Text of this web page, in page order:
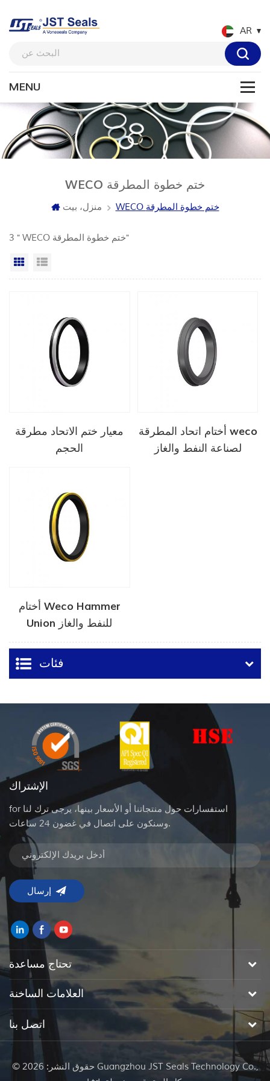
AR
WECO ختم خطوة المطرقة
منزل، بيت WECO ختم خطوة المطرقة
3 " WECO ختم خطوة المطرقة"
عرض شبكي
معيار ختم الاتحاد مطرقة
الحجم
أختام اتحاد المطرقة weco
لصناعة النفط والغاز
أختام Weco Hammer
Union للنفط والغاز
فئات
الإشتراك
for استفسارات حول منتجاتنا أو الأسعار بينها، يرجى ترك لنا
وسنكون على اتصال في غضون 24 ساعات.
تحتاج مساعدة
العلامات الساخنة
اتصل بنا
© حقوق النشر: 2026 Guangzhou JST Seals Technology Co.,